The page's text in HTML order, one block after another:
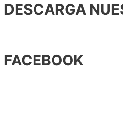
DESCARGA
FACEBOOK